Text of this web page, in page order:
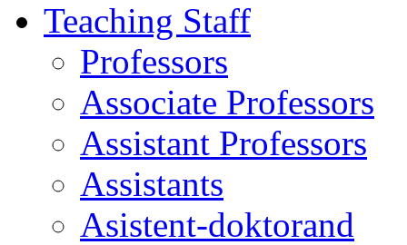
Teaching Staff
Professors
Associate Professors
Assistant Professors
Assistants
Asistent-doktorand